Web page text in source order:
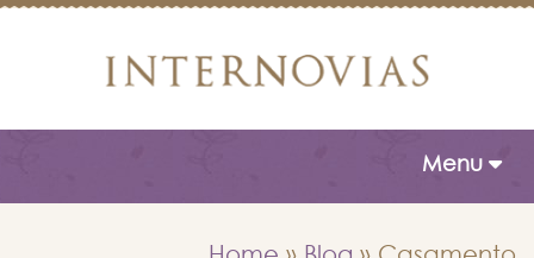
Toggle
Menu